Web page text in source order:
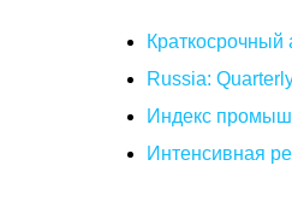
Russia:
Индекс
Интенсивная